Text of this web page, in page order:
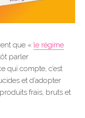
que « le régime
parler
qui compte, c’est
et d’adopter
frais, bruts et